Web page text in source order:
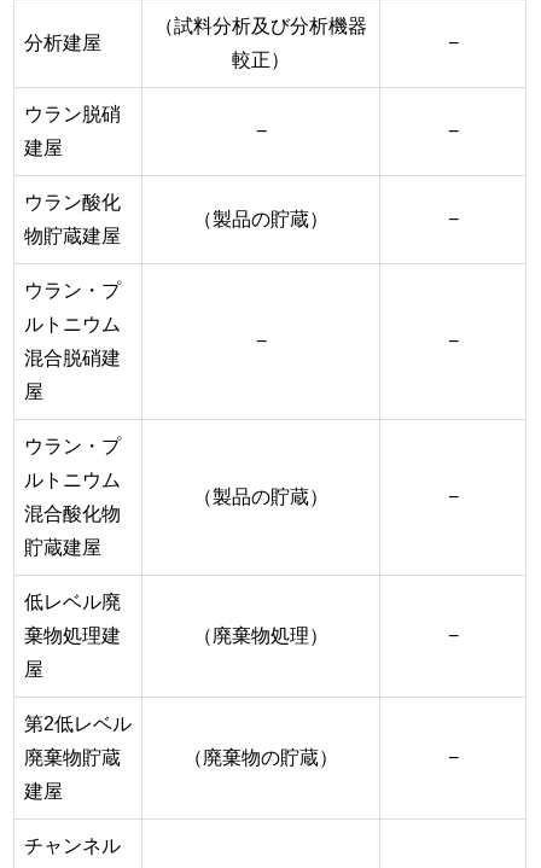
分析建屋
（試料分析及び分析機器
較正）
−
ウラン脱硝
建屋
− −
ウラン酸化
物貯蔵建屋
（製品の貯蔵） −
ウラン・プ
ルトニウム
混合脱硝建
屋
− −
ウラン・プ
ルトニウム
混合酸化物
貯蔵建屋
（製品の貯蔵） −
低レベル廃
棄物処理建
屋
（廃棄物処理） −
第2低レベル
廃棄物貯蔵
建屋
（廃棄物の貯蔵） −
チャンネル